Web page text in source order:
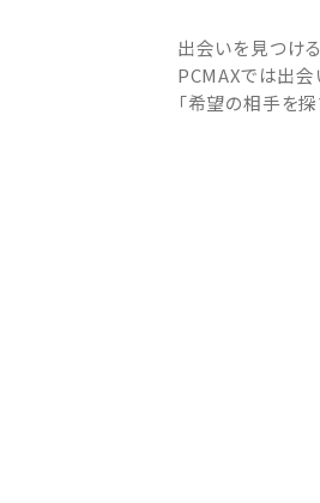
出会いを見つけ
PCMAXでは出会
「希望の相手を